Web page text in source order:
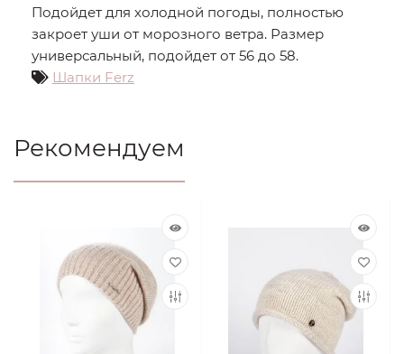
Подойдет для холодной погоды, полностью
закроет уши от морозного ветра. Размер
универсальный, подойдет от 56 до 58.
Шапки Ferz
Рекомендуем